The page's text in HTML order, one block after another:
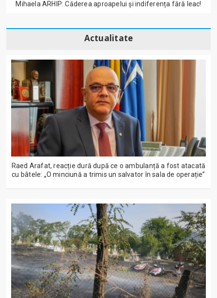
Mihaela ARHIP: Căderea aproapelui și indiferența fără leac!
Actualitate
Raed Arafat, reacție dură după ce o ambulanță a fost atacată
cu bâtele: „O minciună a trimis un salvator în sala de operație”